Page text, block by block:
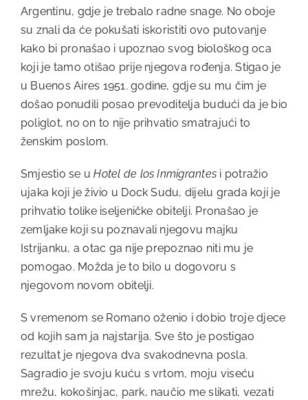
Argentinu, gdje je trebalo radne snage. No oboje
su znali da će pokušati iskoristiti ovo putovanje
kako bi pronašao i upoznao svog biološkog oca
koji je tamo otišao prije njegova rođenja. Stigao je
u Buenos Aires 1951. godine, gdje su mu čim je
došao ponudili posao prevoditelja budući da je bio
poliglot, no on to nije prihvatio smatrajući to
ženskim poslom.
Smjestio se uHotel de los Inmigrantes i potražio
ujaka koji je živio u Dock Sudu, dijelu grada koji je
prihvatio tolike iseljeničke obitelji. Pronašao je
zemljake koji su poznavali njegovu majku
Istrijanku, a otac ga nije prepoznao niti mu je
pomogao. Možda je to bilo u dogovoru s
njegovom novom obitelji.
S vremenom se Romano oženio i dobio troje djece
od kojih sam ja najstarija. Sve što je postigao
rezultat je njegova dva svakodnevna posla.
Sagradio je svoju kuću s vrtom, moju viseću
mrežu, kokošinjac, park, naučio me slikati, vezati